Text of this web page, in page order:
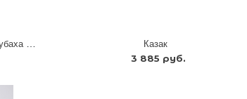
Казак
3 885 руб.